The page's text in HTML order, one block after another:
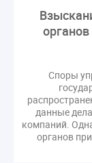
Зарубежный
СРО
Совет Федерации
водоснабжение
Споры
данные
компаний.
органов